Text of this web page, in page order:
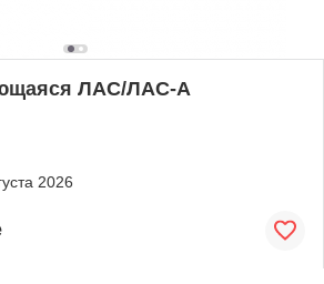
ЛАС/ЛАС-А
2026